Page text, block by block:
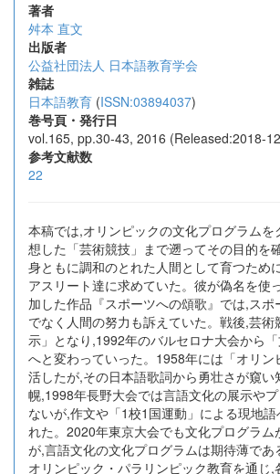
著者
舛本 直文
出版者
公益社団法人 日本語教育学会
雑誌
日本語教育 (ISSN:03894037)
巻号頁・発行日
vol.165, pp.30-43, 2016 (Released:2018-
参考文献数
22
本稿では,オリンピックの文化プログラムを
想した「芸術競技」まで遡ってその目的を
身ともに調和のとれた人間として育つため
アスリート達に求めていた。彼が偽名を使
加した作品『スポーツへの頌歌』では,スポ
でなく人間の努力も訴えていた。戦後,芸術
示」となり,1992年のバルセロナ大会から「
へと変わっていった。1958年には「オリン
活したが,その日本語歌詞から勇壮さが窺
幌,1998年長野大会では言語文化の展示や
ないが,作文や「1校1国運動」による現地
れた。2020年東京大会でも文化プログラム
が,言語文化の文化プログラムは期待薄であ
オリンピック・パラリンピック教育を通じ,